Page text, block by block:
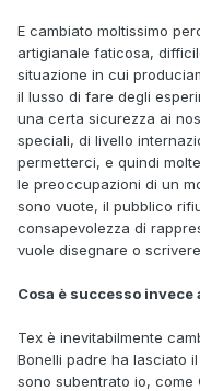
E cambiato moltissimo
artigianale faticosa,
situazione in cui
il lusso di fare degli
una certa sicurezza ai
speciali, di livello
permetterci, e quindi
le preoccupazioni di un
sono vuote, il pubblico
consapevolezza di
vuole disegnare o
Cosa è successo
Tex è inevitabilmente
Bonelli padre ha lasciato
sono subentrato io, come